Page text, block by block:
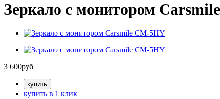
Зеркало с монитором
3 600руб
купить в 1 клик